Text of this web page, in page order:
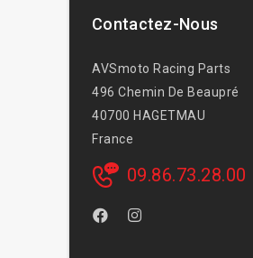
Contactez-Nous
AVSmoto Racing Parts
496 Chemin De Beaupré
40700 HAGETMAU
France
09.86.73.28.00